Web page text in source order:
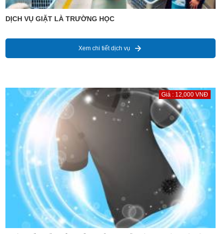
DỊCH VỤ GIẶT LÀ TRƯỜNG HỌC
Xem chi tiết dịch vụ
Giá : 12,000 VNĐ